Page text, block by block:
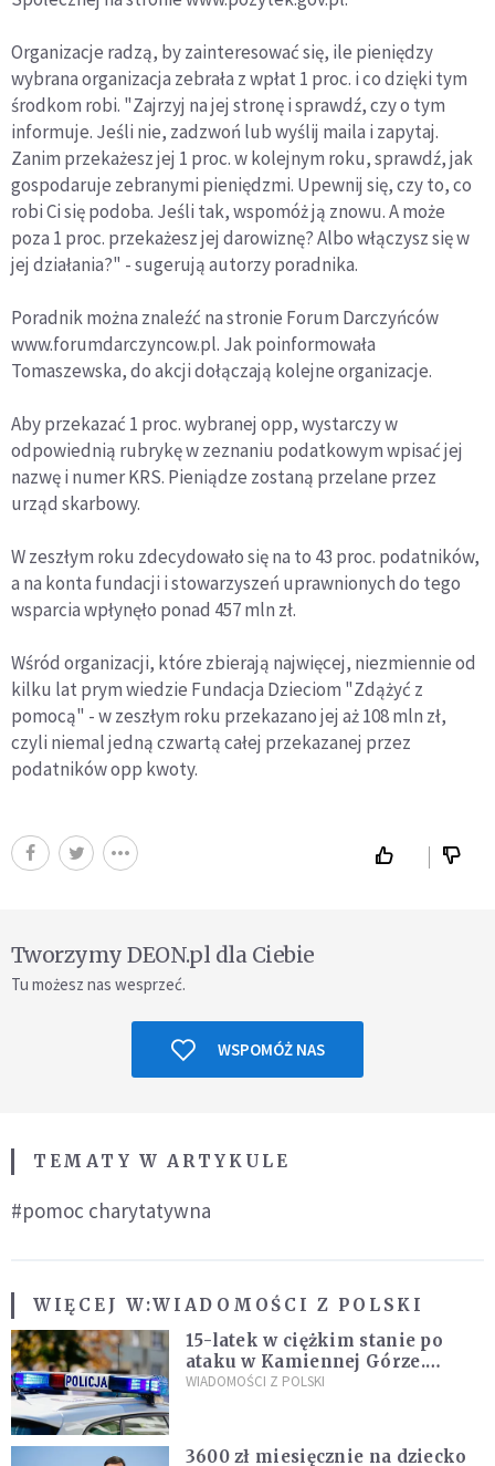
Organizacje radzą, by zainteresować się, ile pieniędzy
wybrana organizacja zebrała z wpłat 1 proc. i co dzięki tym
środkom robi. "Zajrzyj na jej stronę i sprawdź, czy o tym
informuje. Jeśli nie, zadzwoń lub wyślij maila i zapytaj.
Zanim przekażesz jej 1 proc. w kolejnym roku, sprawdź, jak
gospodaruje zebranymi pieniędzmi. Upewnij się, czy to, co
robi Ci się podoba. Jeśli tak, wspomóż ją znowu. A może
poza 1 proc. przekażesz jej darowiznę? Albo włączysz się w
jej działania?" - sugerują autorzy poradnika.
Poradnik można znaleźć na stronie Forum Darczyńców
www.forumdarczyncow.pl. Jak poinformowała
Tomaszewska, do akcji dołączają kolejne organizacje.
Aby przekazać 1 proc. wybranej opp, wystarczy w
odpowiednią rubrykę w zeznaniu podatkowym wpisać jej
nazwę i numer KRS. Pieniądze zostaną przelane przez
urząd skarbowy.
W zeszłym roku zdecydowało się na to 43 proc. podatników,
a na konta fundacji i stowarzyszeń uprawnionych do tego
wsparcia wpłynęło ponad 457 mln zł.
Wśród organizacji, które zbierają najwięcej, niezmiennie od
kilku lat prym wiedzie Fundacja Dzieciom "Zdążyć z
pomocą" - w zeszłym roku przekazano jej aż 108 mln zł,
czyli niemal jedną czwartą całej przekazanej przez
podatników opp kwoty.
Tworzymy DEON.pl dla Ciebie
Tu możesz nas wesprzeć.
WSPOMÓŻ NAS
TEMATY W ARTYKULE
#pomoc charytatywna
WIĘCEJ W:WIADOMOŚCI Z POLSKI
15-latek w ciężkim stanie po
ataku w Kamiennej Górze.
Policja zatrzymała dwóch
WIADOMOŚCI Z POLSKI
3600 zł miesięcznie na dziecko